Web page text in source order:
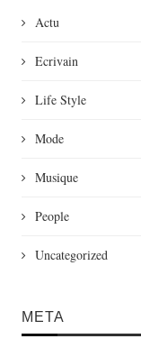
Actu
Ecrivain
Life Style
Mode
Musique
People
Uncategorized
META